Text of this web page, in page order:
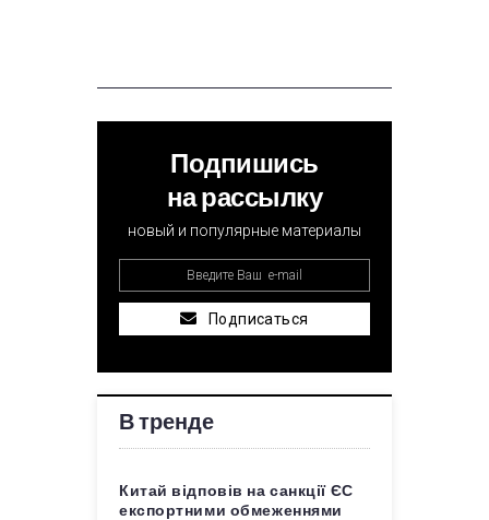
Подпишись
на рассылку
новый и популярные материалы
Подписаться
В тренде
Китай відповів на санкції ЄС
експортними обмеженнями